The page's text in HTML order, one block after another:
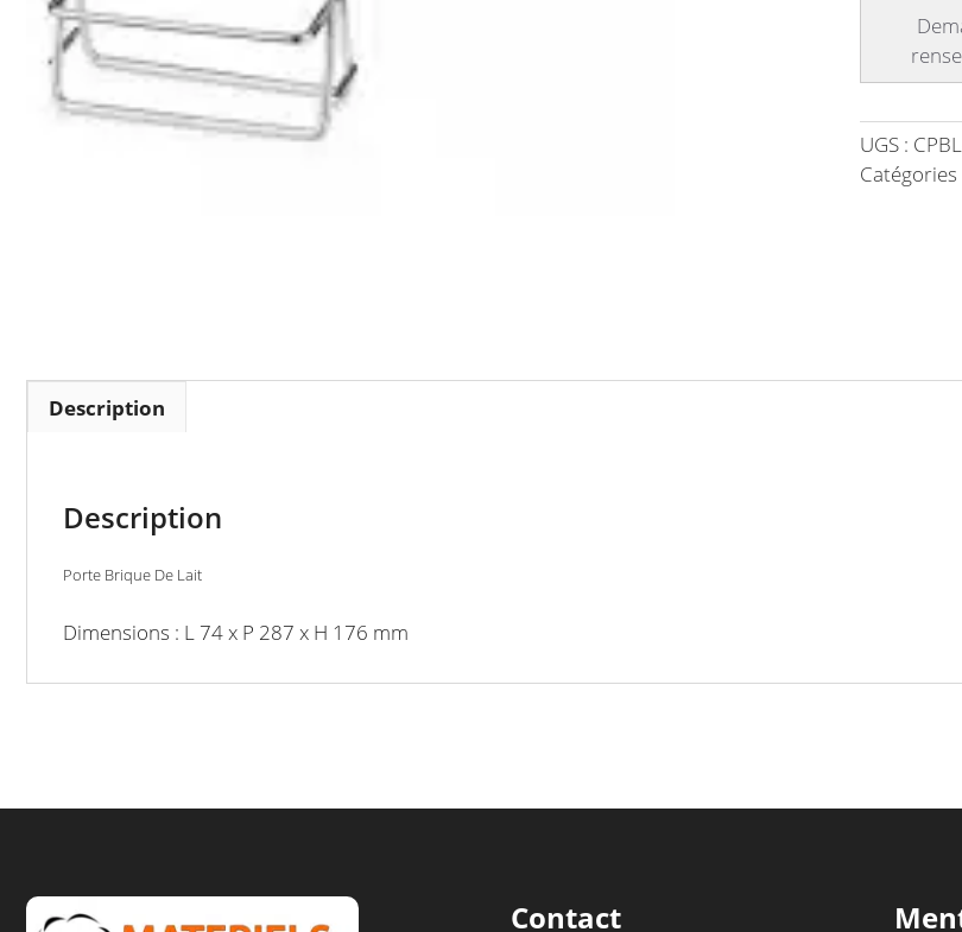
Brique
UGS :
Catégories
Description
Description
Porte Brique De Lait
Dimensions : L 74 x P 287 x H 176 mm
Contact